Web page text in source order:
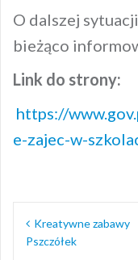
O dalszej
bieżąco
Link do strony:
https://
e-zajec-w-
Nawigacja
wpisu
Kreatywne zabawy
Pszczółek